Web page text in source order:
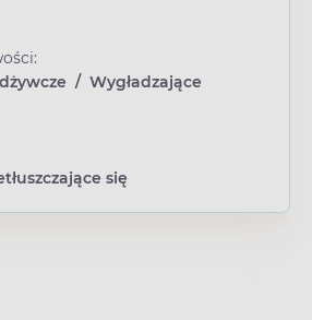
/ Wygładzające
się